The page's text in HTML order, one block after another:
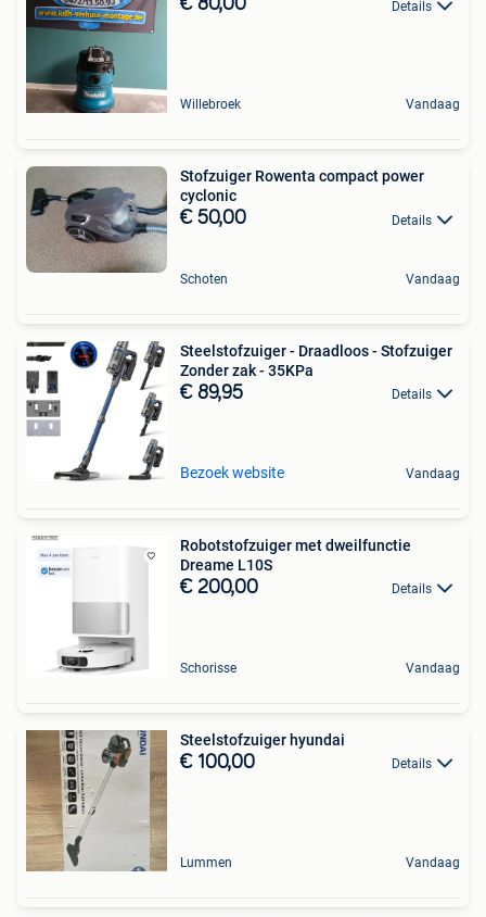
€ 80,00 Details
Willebroek Vandaag
Stofzuiger Rowenta compact power
cyclonic
€ 50,00 Details
Schoten Vandaag
Steelstofzuiger - Draadloos - Stofzuiger
Zonder zak - 35KPa
€ 89,95 Details
Bezoek website Vandaag
Robotstofzuiger met dweilfunctie
Dreame L10S
€ 200,00 Details
Schorisse Vandaag
Steelstofzuiger hyundai
€ 100,00 Details
Lummen Vandaag